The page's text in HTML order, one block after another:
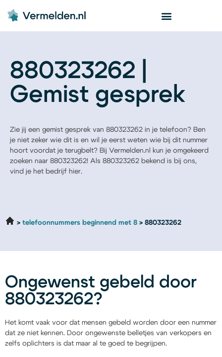
880323262 |
Gemist gesprek
Zie jij een gemist gesprek van 880323262 in je telefoon? Ben
je niet zeker wie dit is en wil je eerst weten wie bij dit nummer
hoort voordat je terugbelt? Bij Vermelden.nl kun je omgekeerd
zoeken naar 880323262! Als 880323262 bekend is bij ons,
vind je het bedrijf hier.
telefoonnummers beginnend met 8 880323262
Ongewenst gebeld door
880323262?
Het komt vaak voor dat mensen gebeld worden door een nummer
dat ze niet kennen. Door ongewenste belletjes van verkopers en
zelfs oplichters is dat maar al te goed te begrijpen.